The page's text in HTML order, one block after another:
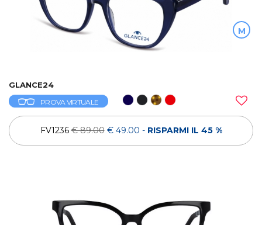
M
GLANCE24
PROVA VIRTUALE
FV1236€ 89.00 € 49.00 - RISPARMI IL 45 %